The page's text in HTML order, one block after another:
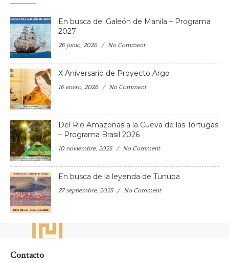
En busca del Galeón de Manila – Programa
2027
26 junio, 2026 No Comment
X Aniversario de Proyecto Argo
16 enero, 2026 No Comment
Del Rio Amazonas a la Cueva de las Tortugas
– Programa Brasil 2026
10 noviembre, 2025 No Comment
En busca de la leyenda de Tunupa
27 septiembre, 2025 No Comment
Contacto